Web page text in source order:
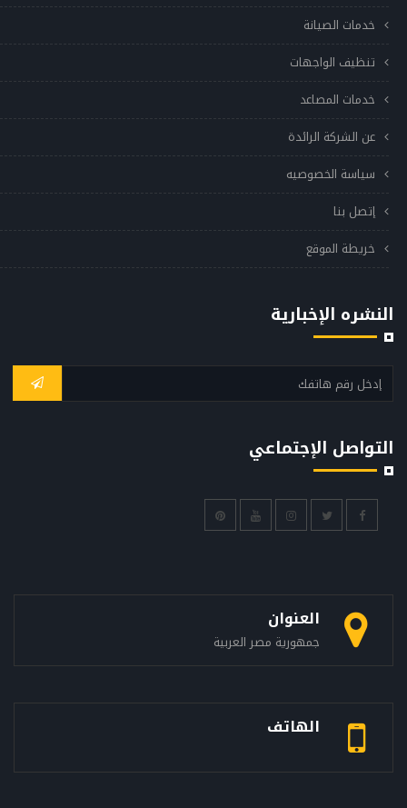
خدمات الصيانة
تنظيف الواجهات
خدمات المصاعد
عن الشركة الرائدة
سياسة الخصوصيه
إتصل بنا
خريطة الموقع
النشره الإخبارية
التواصل الإجتماعي
العنوان
جمهورية مصر العربية
الهاتف